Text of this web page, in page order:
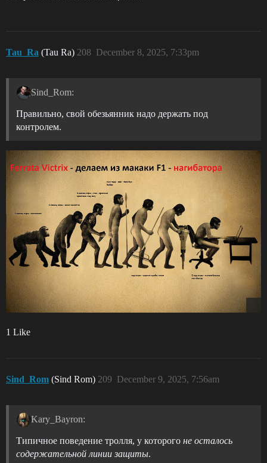
Tau_Ra (Tau Ra) December 8, 2025, 7:33pm
208
Sind_Rom:
Правильно, свой обезьянник надо держать под
контролем.
1 Like
Sind_Rom (Sind Rom) December 9, 2025, 7:56am
209
Kary_Bayron:
Типичное поведение тролля, у которого не осталось
содержательной линии защиты.